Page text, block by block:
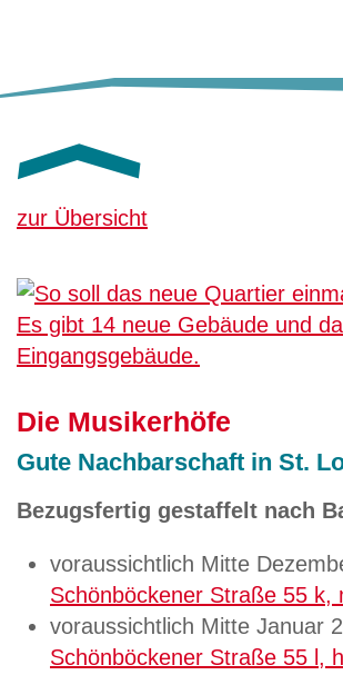
zur Übersicht
Die Musikerhöfe
Gute Nachbarschaft in St.
Bezugsfertig gestaffelt nach
voraussichtlich Mitte
Schönböckener Straße 55 k,
voraussichtlich Mitte Januar
Schönböckener Straße 55 l,